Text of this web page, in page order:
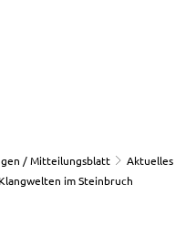
/ Mitteilungsblatt
Aktuelles
im Steinbruch